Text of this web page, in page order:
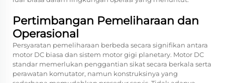
Pertimbangan Pemeliharaan dan
Operasional
Persyaratan pemeliharaan berbeda secara signifikan antara
motor DC biasa dan sistem motor gigi planetary. Motor DC
standar memerlukan penggantian sikat secara berkala serta
perawatan komutator, namun konstruksinya yang